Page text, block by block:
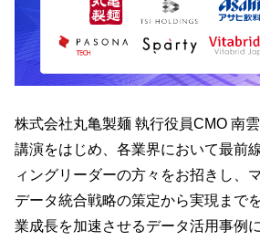
株式会社丸亀製麺 執行役員CMO 南
講演をはじめ、各業界において最前
ィングリーダーの方々をお招きし、
データ統合戦略の策定から実現まで
業成長を加速させるデータ活用事例